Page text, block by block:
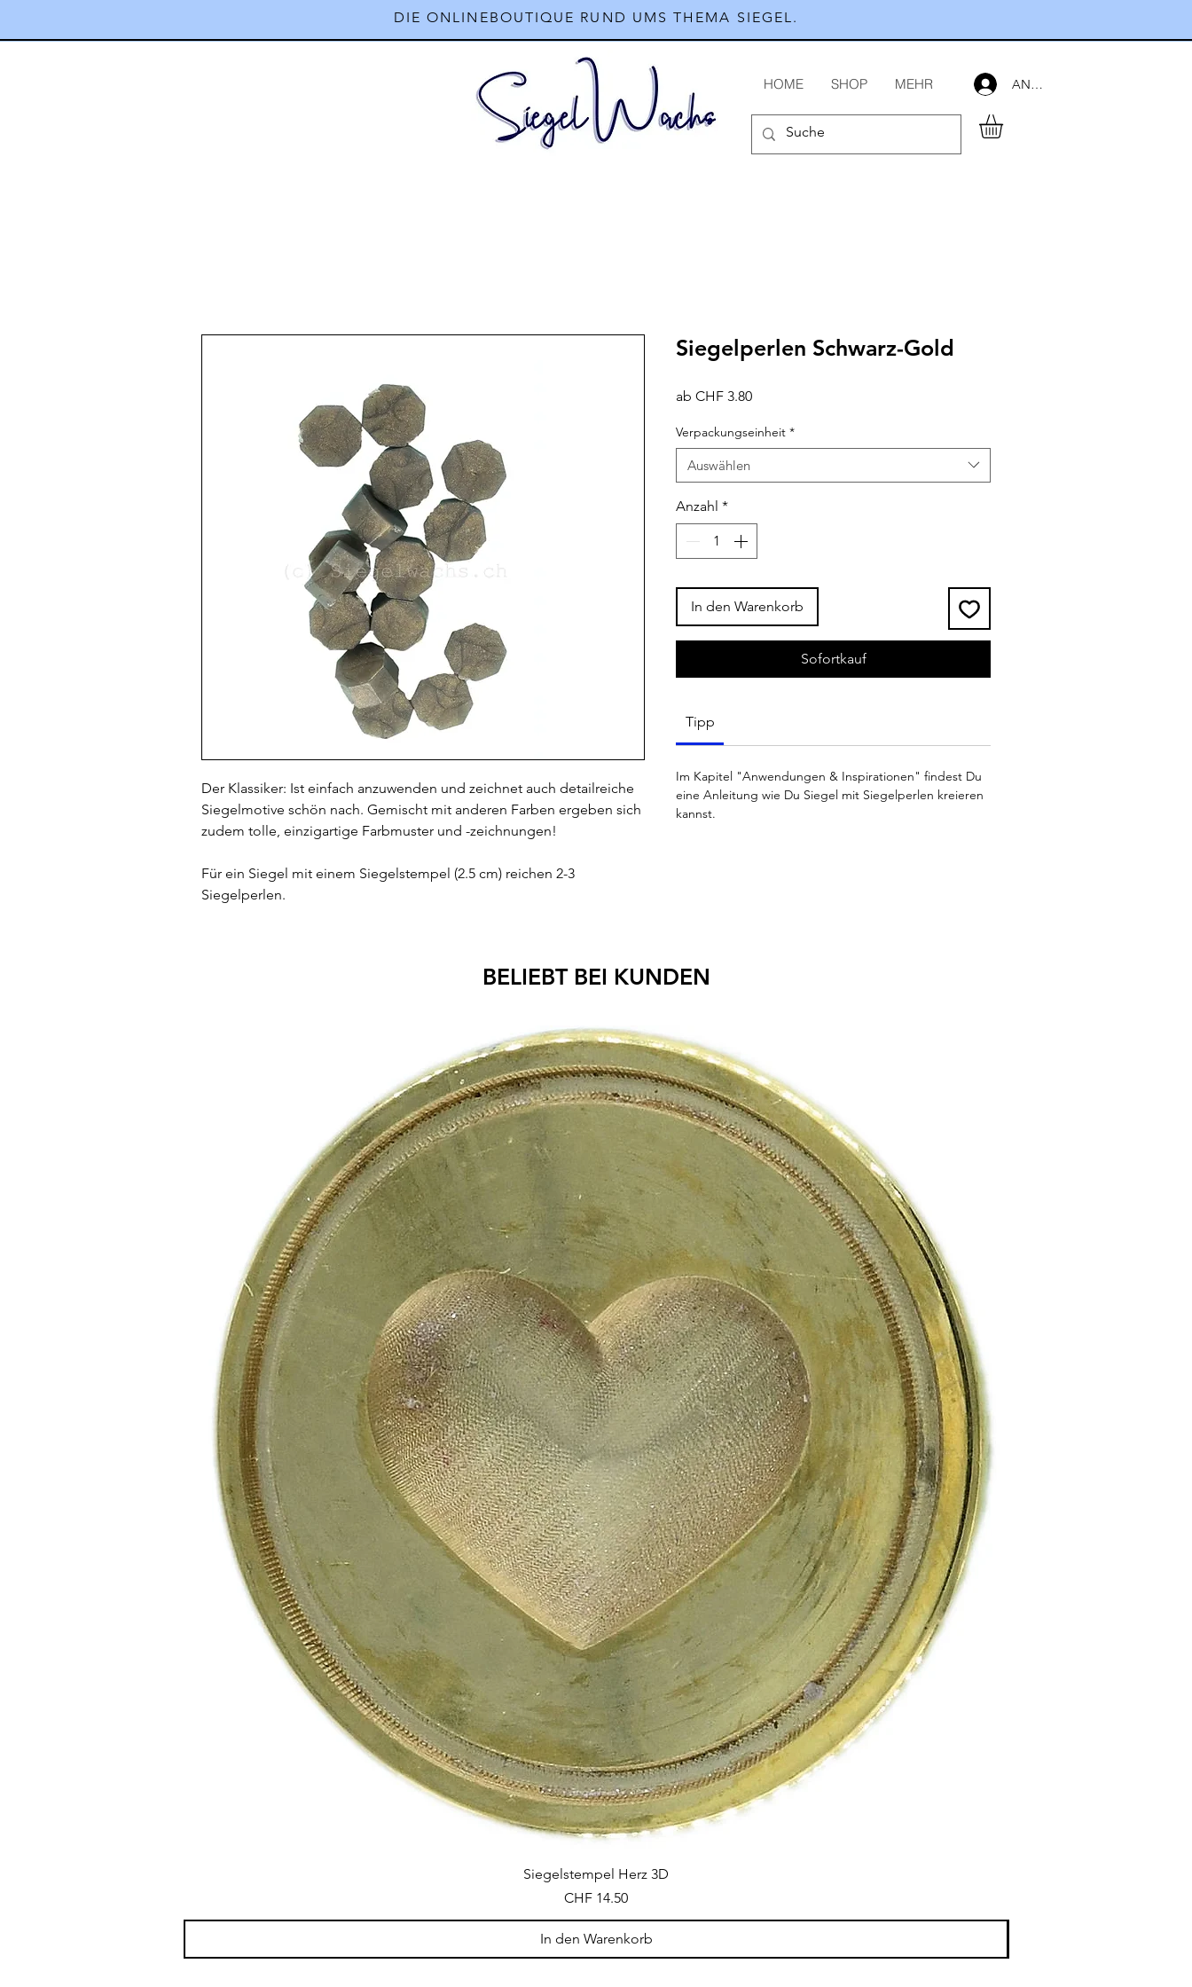
DIE ONLINEBOUTIQUE RUND UMS THEMA SIEGEL.
HOME SHOP MEHR ANMELDEN
Der Klassiker: Ist einfach anzuwenden und zeichnet auch detailreiche
Siegelmotive schön nach. Gemischt mit anderen Farben ergeben sich
zudem tolle, einzigartige Farbmuster und -zeichnungen!
Für ein Siegel mit einem Siegelstempel (2.5 cm) reichen 2-3
Siegelperlen.
Siegelperlen Schwarz-Gold
ab CHF 3.80Sale-
Verpackungseinheit *
Auswählen
Anzahl *
In den Warenkorb
Sofortkauf
Tipp
Im Kapitel "Anwendungen & Inspirationen" findest Du
eine Anleitung wie Du Siegel mit Siegelperlen kreieren
kannst.
BELIEBT BEI KUNDEN
Siegelstempel Herz 3D
Preis
CHF 14.50
In den Warenkorb